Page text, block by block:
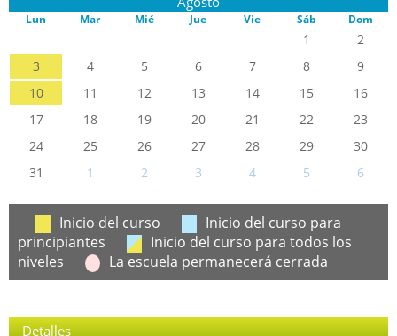
Lun Mar Mié Jue Vie Sáb Dom
1
2
3
4 5 6 7 8
9
10
11 12 13 14 15
16
17
18 19 20 21 22
23
24
25 26 27 28 29
30
31
1 2 3 4 5 6
Inicio del curso
Inicio del curso para
principiantes
Inicio del curso para todos los
niveles
La escuela permanecerá cerrada
Detalles